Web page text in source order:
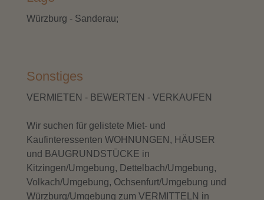
Würzburg - Sanderau;
Sonstiges
VERMIETEN - BEWERTEN - VERKAUFEN
Wir suchen für gelistete Miet- und
Kaufinteressenten WOHNUNGEN, HÄUSER
und BAUGRUNDSTÜCKE in
Kitzingen/Umgebung, Dettelbach/Umgebung,
Volkach/Umgebung, Ochsenfurt/Umgebung und
Würzburg/Umgebung zum VERMITTELN in